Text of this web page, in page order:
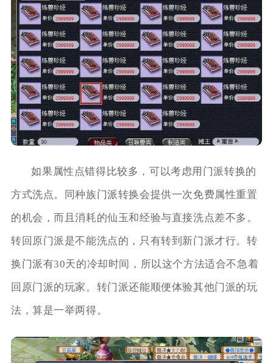
如果属性点错得比较多，可以考虑用门派转换的
方式洗点。同种族门派转换会提供一次免费属性重置
的机会，而且消耗的仙玉和经验与直接洗点差不多。
转回原门派是不能洗点的，只有转到新门派才行。转
换门派有30天的冷却时间，所以这个方法适合不急着
回原门派的玩家。转门派还能顺便体验其他门派的玩
法，算是一举两得。